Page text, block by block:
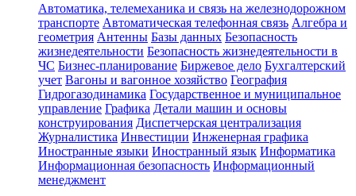
Автоматика, телемеханика и связь на железнодорожном
транспорте Автоматическая телефонная связь Алгебра и
геометрия Антенны Базы данных Безопасность
жизнедеятельности Безопасность жизнедеятельности в
ЧС Бизнес-планирование Биржевое дело Бухгалтерский
учет Вагоны и вагонное хозяйство География
Гидрогазодинамика Государственное и муниципальное
управление Графика Детали машин и основы
конструирования Диспетчерская централизация
Журналистика Инвестиции Инженерная графика
Иностранные языки Иностранный язык Информатика
Информационная безопасность Информационный
менеджмент